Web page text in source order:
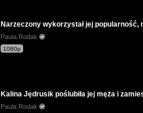
Narzeczony wykorzystał jej popularność,
Paula Rodak
1080p
Kalina Jędrusik poślubiła jej męża i
Paula Rodak